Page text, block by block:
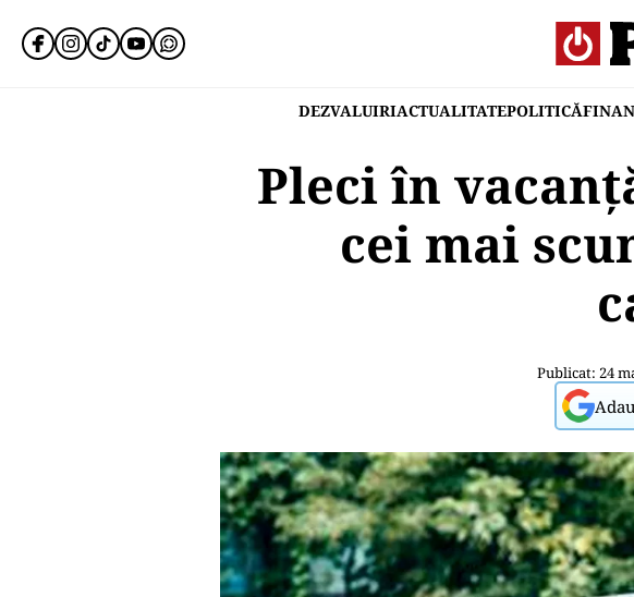
DEZVALUIRIACTUALITATEPOLITICĂ
Pleci în
cei mai
Publicat: 24